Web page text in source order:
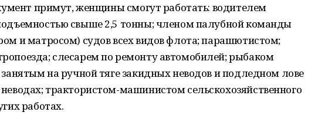
примут, женщины смогут работать: водителем
свыше 2,5 тонны; членом палубной команды
и матросом) судов всех видов флота; парашютистом;
слесарем по ремонту автомобилей; рыбаком
на ручной тяге закидных неводов и подледном лове
трактористом-машинистом сельскохозяйственного
работах.